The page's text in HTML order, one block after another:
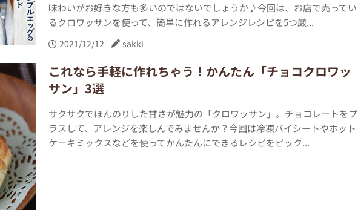
味わいがお好きな方も多いのではないでしょうか♪今回は、お店で売ってい
るクロワッサンを使って、簡単に作れるアレンジレシピを5つ厳...
2021/12/12 sakki
これなら手軽に作れちゃう！かんたん「チョコクロワッ
サン」3選
サクサクでほんのりした甘さが魅力の「クロワッサン」。チョコレートをプ
ラスして、アレンジを楽しんでみませんか？今回は冷凍パイシートやホット
ケーキミックスなどを使ってかんたんにできるレシピをピック...